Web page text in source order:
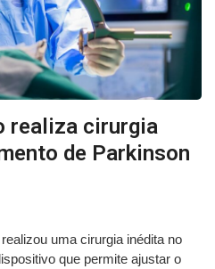
realiza cirurgia
de Parkinson
uma cirurgia inédita no
que permite ajustar o